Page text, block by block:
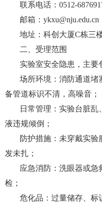
联系电话： 0512-6876
邮箱： ykxu@nju.edu.cn
地址：科创大厦C栋三
二、受理范围
实验室安全隐患，主要
场所环境：消防通道堵
备管道标识不清，高噪音；
日常管理：实验台脏
液违规倾倒；
防护措施：未穿戴实
发未扎；
应急消防：洗眼器或急
检；
危化品：过量储存、标